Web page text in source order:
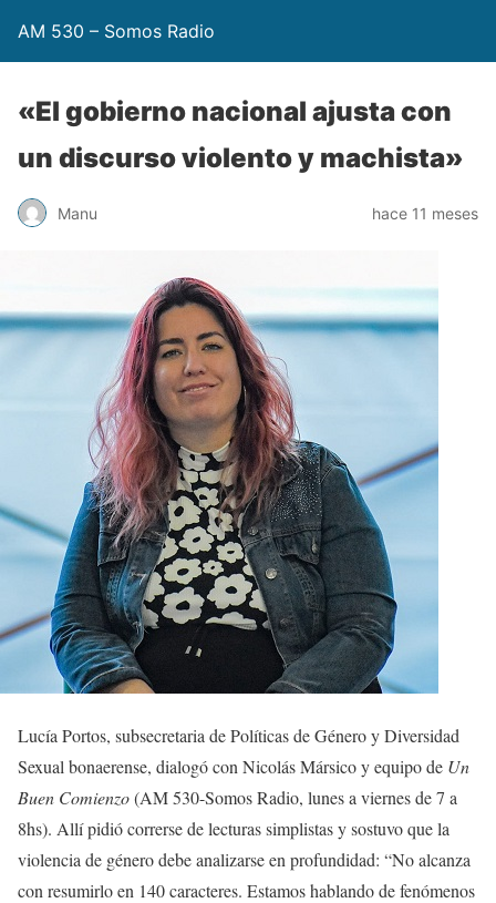
AM 530 – Somos Radio
«El gobierno nacional ajusta con
un discurso violento y machista»
Manu hace 11 meses
Lucía Portos, subsecretaria de Políticas de Género y Diversidad
Sexual bonaerense, dialogó con Nicolás Mársico y equipo de Un
Buen Comienzo(AM 530-Somos Radio, lunes a viernes de 7 a
8hs). Allí pidió correrse de lecturas simplistas y sostuvo que la
violencia de género debe analizarse en profundidad: “No alcanza
con resumirlo en 140 caracteres. Estamos hablando de fenómenos